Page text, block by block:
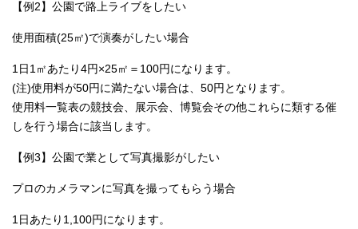
【例2】公園で路上ライブをしたい
使用面積(25㎡)で演奏がしたい場合
1日1㎡あたり4円×25㎡＝100円になります。
(注)使用料が50円に満たない場合は、50円となります。
使用料一覧表の競技会、展示会、博覧会その他これらに類する催
しを行う場合に該当します。
【例3】公園で業として写真撮影がしたい
プロのカメラマンに写真を撮ってもらう場合
1日あたり1,100円になります。